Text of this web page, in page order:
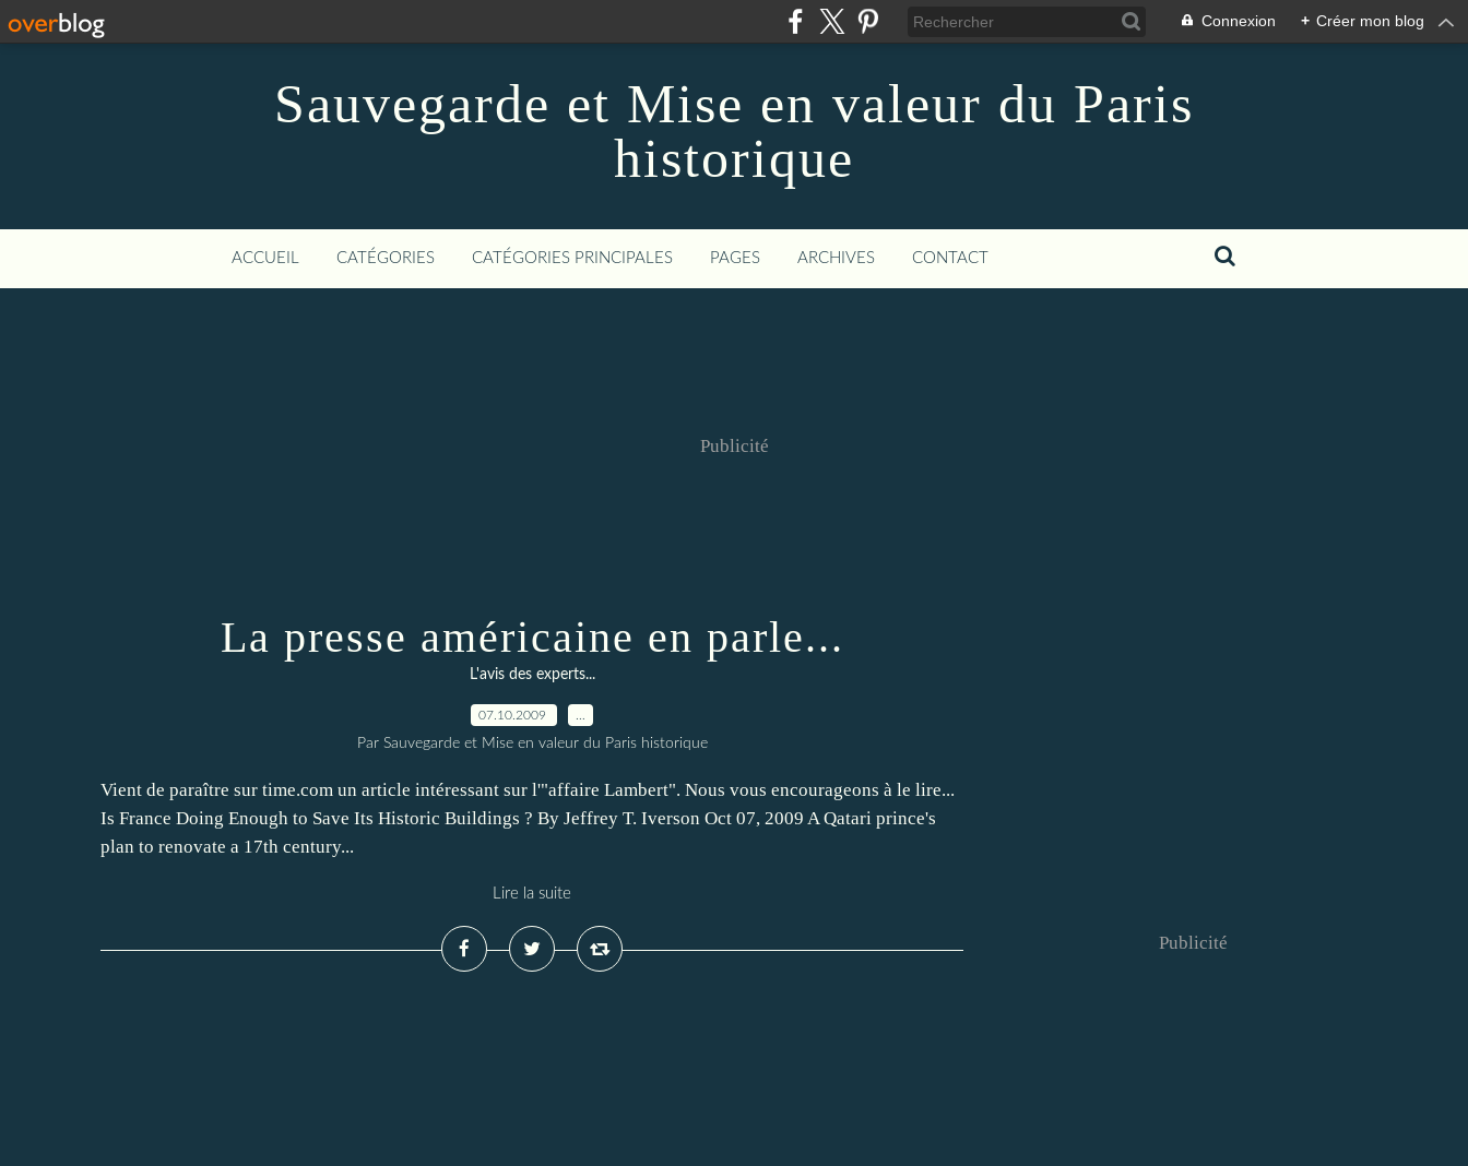
Connexion + Créer mon blog
Sauvegarde et Mise en valeur du Paris
historique
ACCUEIL CATÉGORIES CATÉGORIES PRINCIPALES PAGES ARCHIVES CONTACT
Publicité
La presse américaine en parle...
L'avis des experts...
07.10.2009
Par Sauvegarde et Mise en valeur du Paris historique
Vient de paraître sur time.com un article intéressant sur l'"affaire Lambert". Nous vous encourageons à le lire...
Is France Doing Enough to Save Its Historic Buildings ? By Jeffrey T. Iverson Oct 07, 2009 A Qatari prince's
plan to renovate a 17th century...
Lire la suite
Publicité